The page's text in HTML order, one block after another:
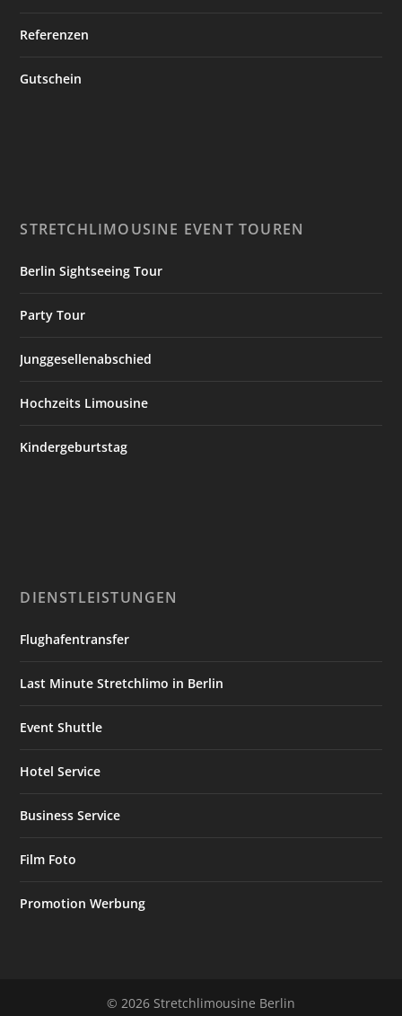
Referenzen
Gutschein
STRETCHLIMOUSINE EVENT TOUREN
Berlin Sightseeing Tour
Party Tour
Junggesellenabschied
Hochzeits Limousine
Kindergeburtstag
DIENSTLEISTUNGEN
Flughafentransfer
Last Minute Stretchlimo in Berlin
Event Shuttle
Hotel Service
Business Service
Film Foto
Promotion Werbung
© 2026 Stretchlimousine Berlin